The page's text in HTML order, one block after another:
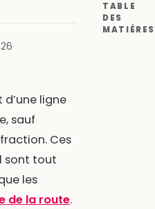
·
ligne
sauf
Ces
sont tout
les
de la route.
TABLE
DES
MATIÈRES